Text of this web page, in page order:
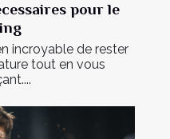
pour le
incroyable de rester
tout en vous